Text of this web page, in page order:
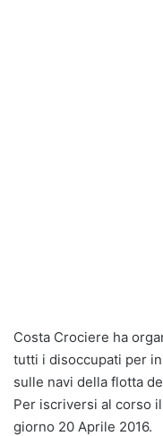
Costa Crociere ha
tutti i disoccupati per
sulle navi della flotta
Per iscriversi al corso
giorno 20 Aprile 2016.